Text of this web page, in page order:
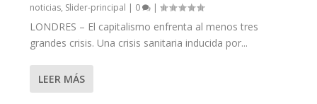
noticias, Slider-principal | 0 |
LONDRES – El capitalismo enfrenta al menos tres
grandes crisis. Una crisis sanitaria inducida por...
LEER MÁS